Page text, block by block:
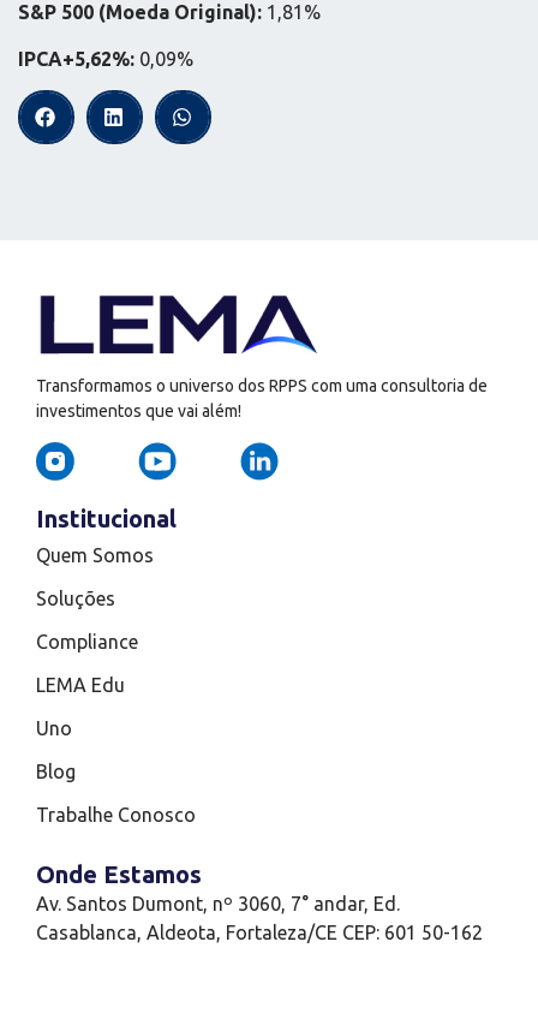
S&P 500 (Moeda Original): 1,81%
IPCA+5,62%: 0,09%
Transformamos o universo dos RPPS com uma consultoria de
investimentos que vai além!
Institucional
Quem Somos
Soluções
Compliance
LEMA Edu
Uno
Blog
Trabalhe Conosco
Onde Estamos
Av. Santos Dumont, nº 3060, 7° andar, Ed.
Casablanca, Aldeota, Fortaleza/CE CEP: 601 50-162